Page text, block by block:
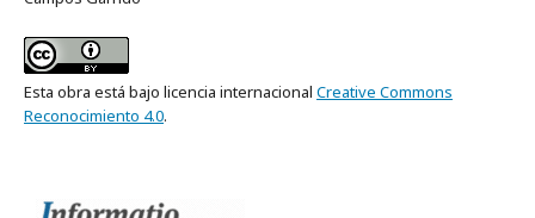
Esta obra está bajo licencia internacional Creative Commons
Reconocimiento 4.0.